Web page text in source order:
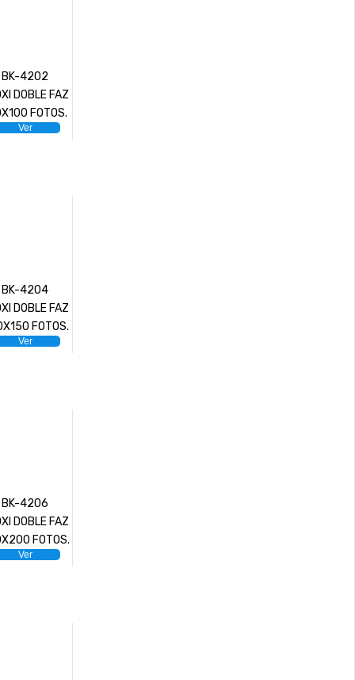
BK-4202
DOBLE FAZ
FOTOS.
Ver
BK-4204
DOBLE FAZ
FOTOS.
Ver
BK-4206
DOBLE FAZ
FOTOS.
Ver